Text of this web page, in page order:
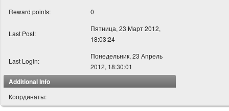
Reward points:
0
Last Post:
Пятница, 23 Март 2012,
18:03:24
Last Login:
Понедельник, 23 Апрель
2012, 18:30:01
Additional Info
Координаты: